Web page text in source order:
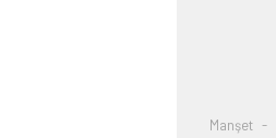
Manşet